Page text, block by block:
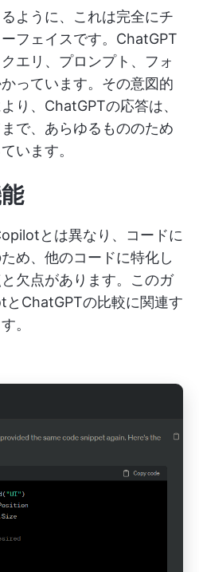
ように、これは完全にチ
フェイスです。ChatGPT
エリ、プロンプト、フォ
っています。その意図的
り、ChatGPTの応答は、
で、あらゆるもののため
います。
とは異なり、コードに
め、他のコードに特化し
欠点があります。このガ
とChatGPTの比較に関連す
。